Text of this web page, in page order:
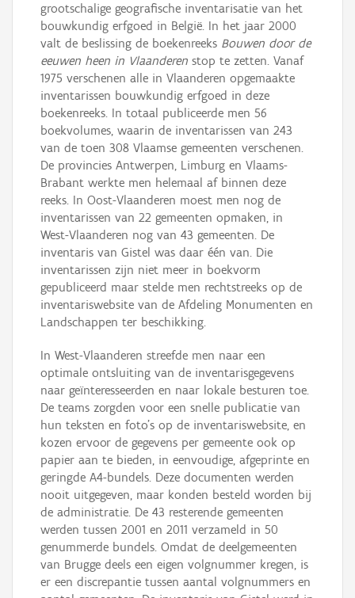
grootschalige geografische inventarisatie van het
bouwkundig erfgoed in België. In het jaar 2000
valt de beslissing de boekenreeks Bouwen door de
eeuwen heen in Vlaanderen stop te zetten. Vanaf
1975 verschenen alle in Vlaanderen opgemaakte
inventarissen bouwkundig erfgoed in deze
boekenreeks. In totaal publiceerde men 56
boekvolumes, waarin de inventarissen van 243
van de toen 308 Vlaamse gemeenten verschenen.
De provincies Antwerpen, Limburg en Vlaams-
Brabant werkte men helemaal af binnen deze
reeks. In Oost-Vlaanderen moest men nog de
inventarissen van 22 gemeenten opmaken, in
West-Vlaanderen nog van 43 gemeenten. De
inventaris van Gistel was daar één van. Die
inventarissen zijn niet meer in boekvorm
gepubliceerd maar stelde men rechtstreeks op de
inventariswebsite van de Afdeling Monumenten en
Landschappen ter beschikking.
In West-Vlaanderen streefde men naar een
optimale ontsluiting van de inventarisgegevens
naar geïnteresseerden en naar lokale besturen toe.
De teams zorgden voor een snelle publicatie van
hun teksten en foto’s op de inventariswebsite, en
kozen ervoor de gegevens per gemeente ook op
papier aan te bieden, in eenvoudige, afgeprinte en
geringde A4-bundels. Deze documenten werden
nooit uitgegeven, maar konden besteld worden bij
de administratie. De 43 resterende gemeenten
werden tussen 2001 en 2011 verzameld in 50
genummerde bundels. Omdat de deelgemeenten
van Brugge deels een eigen volgnummer kregen, is
er een discrepantie tussen aantal volgnummers en